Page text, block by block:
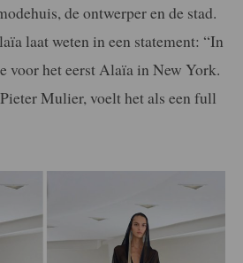
de ontwerper en de stad.
laat weten in een statement: “In
voor het eerst Alaïa in New York.
Mulier, voelt het als een full